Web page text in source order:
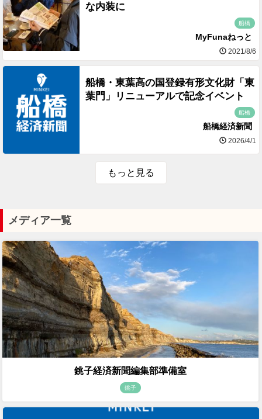
な内装に
船橋
MyFunaねっと
2021/8/6
船橋・東葉高の国登録有形文化財「東
葉門」リニューアルで記念イベント
船橋
船橋経済新聞
2026/4/1
もっと見る
メディア一覧
銚子経済新聞編集部準備室
銚子